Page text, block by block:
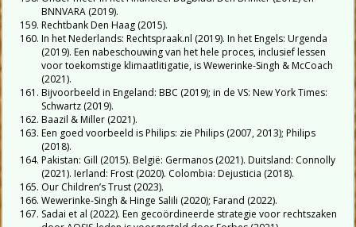
BNNVARA (2019).
Rechtbank Den Haag (2015).
In het Nederlands: Rechtspraak.nl (2019). In het Engels: Urgenda
(2019). Een nabeschouwing van het hele proces, inclusief lessen
voor toekomstige klimaatlitigatie, is Wewerinke-Singh & McCoach
(2021).
Bijvoorbeeld in Engeland: BBC (2019); in de VS: New York Times:
Schwartz (2019).
Baazil & Miller (2021).
Een goed voorbeeld is Philips: zie Philips (2007, 2013); Philips
(2018).
Pakistan: Gill (2015). België: Germanos (2021). Duitsland: Connolly
(2021). Ierland: Frost (2020). Colombia: Dejusticia (2018).
Our Children’s Trust (2023).
Wewerinke-Singh & Hinge Salili (2020); Farand (2022).
Sadai et al (2022). Een gecoördineerde strategie voor rechtszaken